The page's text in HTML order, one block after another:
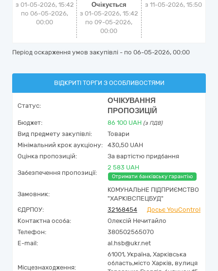
з 01-05-2026, 15:42
по 06-05-2026,
00:00
Очікується
з 01-05-2026, 15:42
по 09-05-2026,
00:00
з 11-05-2026, 15:50
Період оскарження умов закупівлі - по 06-05-2026, 00:00
ВІДКРИТІ ТОРГИ З ОСОБЛИВОСТЯМИ
Статус:
ОЧІКУВАННЯ
ПРОПОЗИЦІЙ
Бюджет: 86 100 UAH (з ПДВ)
Вид предмету закупівлі:
Товари
Мінімальний крок аукціону:
430,50 UAH
Оцінка пропозицій:
За вартістю придбання
Забезпечення пропозиції:
2 583 UAH
Отримати банківську гарантію
Замовник:
КОМУНАЛЬНЕ ПІДПРИЄМСТВО
"ХАРКІВСПЕЦБУД"
ЄДРПОУ:
32168454
Досьє YouControl
Контактна особа:
Олексій Нечитайло
Телефон:
380502565070
E-mail:
al.hsb@ukr.net
Місцезнаходження:
61001, Україна, Харківська
область,місто Харків, вулиця